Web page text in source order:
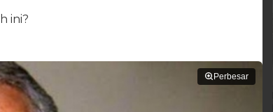
ini?
Perbesar